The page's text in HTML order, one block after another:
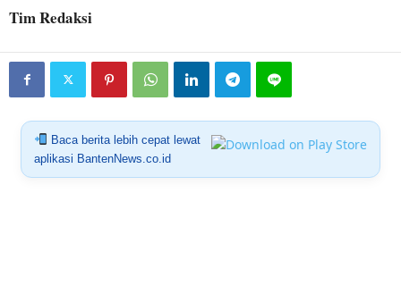
Tim Redaksi
Baca berita lebih cepat lewat
aplikasi BantenNews.co.id